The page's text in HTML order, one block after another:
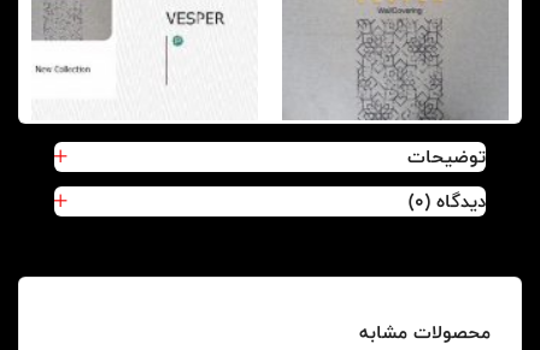
توضیحات
دیدگاه (0)
محصولات مشابه